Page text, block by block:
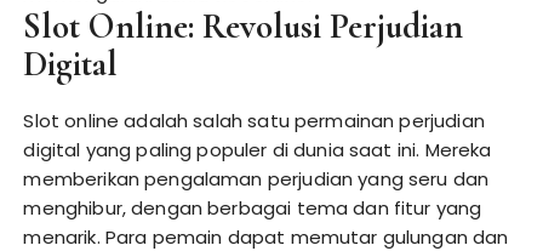
Slot Online: Revolusi Perjudian
Digital
Slot online adalah salah satu permainan perjudian
digital yang paling populer di dunia saat ini. Mereka
memberikan pengalaman perjudian yang seru dan
menghibur, dengan berbagai tema dan fitur yang
menarik. Para pemain dapat memutar gulungan dan